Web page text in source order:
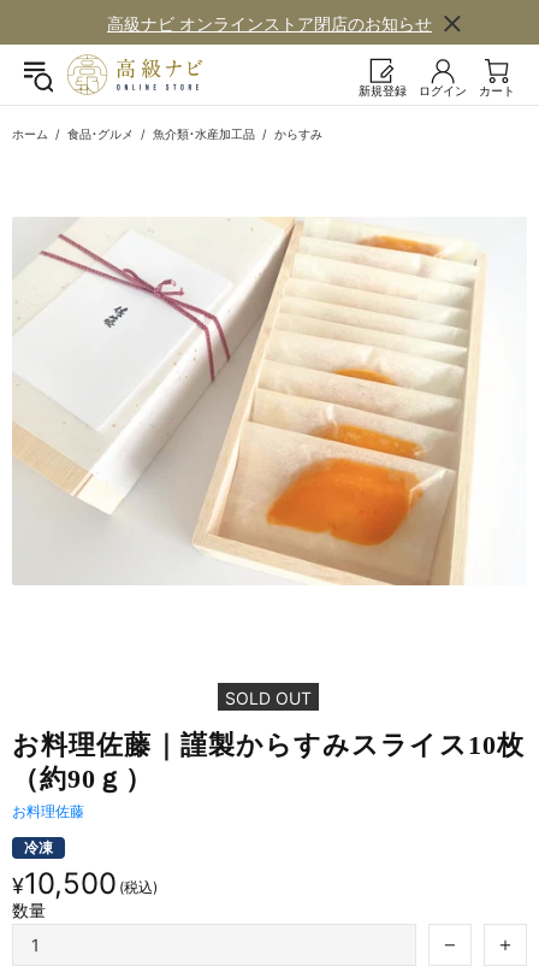
高級ナビ オンラインストア閉店の​お知らせ
新規登録 ログイン カート
ホーム 食品・グルメ 魚介類・水産加工品 からすみ
SOLD OUT
お料理佐藤｜謹製から​すみスライス10枚​
（約90ｇ）
お料理佐藤
冷凍
¥10,500
数量